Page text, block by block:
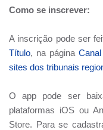
Como se inscrever:
A inscrição pode ser
Título, na página
sites dos tribunais
O app pode ser
plataformas iOS ou
Store. Para se